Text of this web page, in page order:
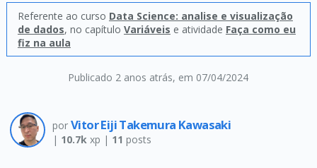
Publicado 2 anos atrás, em 07/04/2024
Referente ao curso Data Science: analise e visualização
de dados, no capítulo Variáveis e atividade Faça como eu
fiz na aula
por Vitor Eiji Takemura Kawasaki
| 10.7kxp | 11 posts